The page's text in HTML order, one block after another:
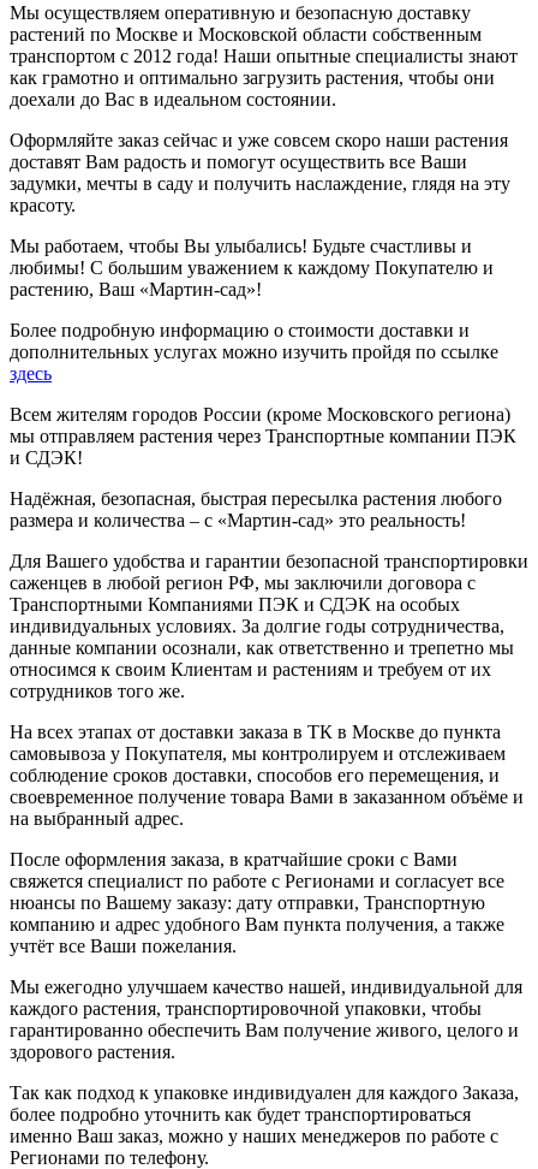
Мы осуществляем оперативную и безопасную доставку
растений по Москве и Московской области собственным
транспортом с 2012 года! Наши опытные специалисты знают
как грамотно и оптимально загрузить растения, чтобы они
доехали до Вас в идеальном состоянии.
Оформляйте заказ сейчас и уже совсем скоро наши растения
доставят Вам радость и помогут осуществить все Ваши
задумки, мечты в саду и получить наслаждение, глядя на эту
красоту.
Мы работаем, чтобы Вы улыбались! Будьте счастливы и
любимы! С большим уважением к каждому Покупателю и
растению, Ваш «Мартин-сад»!
Более подробную информацию о стоимости доставки и
дополнительных услугах можно изучить пройдя по ссылке
здесь
Всем жителям городов России (кроме Московского региона)
мы отправляем растения через Транспортные компании ПЭК
и СДЭК!
Надёжная, безопасная, быстрая пересылка растения любого
размера и количества – с «Мартин-сад» это реальность!
Для Вашего удобства и гарантии безопасной транспортировки
саженцев в любой регион РФ, мы заключили договора с
Транспортными Компаниями ПЭК и СДЭК на особых
индивидуальных условиях. За долгие годы сотрудничества,
данные компании осознали, как ответственно и трепетно мы
относимся к своим Клиентам и растениям и требуем от их
сотрудников того же.
На всех этапах от доставки заказа в ТК в Москве до пункта
самовывоза у Покупателя, мы контролируем и отслеживаем
соблюдение сроков доставки, способов его перемещения, и
своевременное получение товара Вами в заказанном объёме и
на выбранный адрес.
После оформления заказа, в кратчайшие сроки с Вами
свяжется специалист по работе с Регионами и согласует все
нюансы по Вашему заказу: дату отправки, Транспортную
компанию и адрес удобного Вам пункта получения, а также
учтёт все Ваши пожелания.
Мы ежегодно улучшаем качество нашей, индивидуальной для
каждого растения, транспортировочной упаковки, чтобы
гарантированно обеспечить Вам получение живого, целого и
здорового растения.
Так как подход к упаковке индивидуален для каждого Заказа,
более подробно уточнить как будет транспортироваться
именно Ваш заказ, можно у наших менеджеров по работе с
Регионами по телефону.